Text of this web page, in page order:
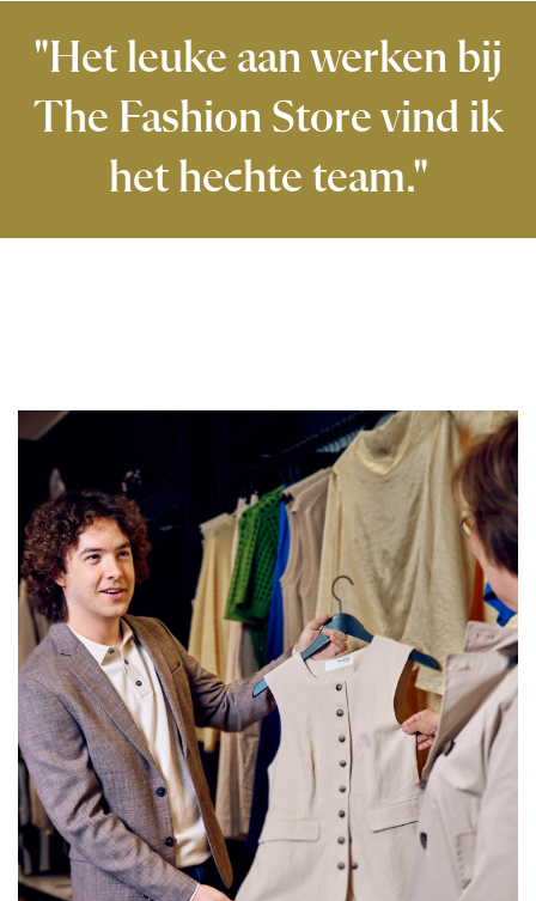
"Het leuke aan werken bij
The Fashion Store vind ik
het hechte team."